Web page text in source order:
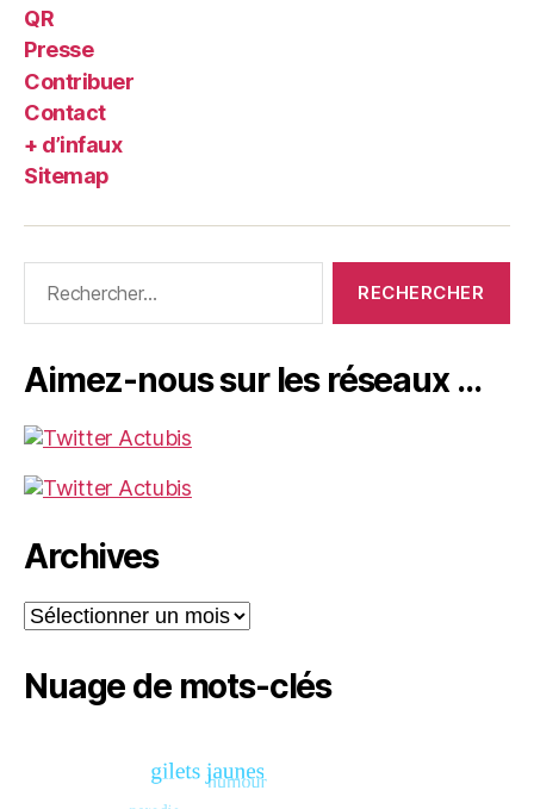
QR
Presse
Contribuer
Contact
+ d’infaux
Sitemap
Aimez-nous sur les réseaux …
Archives
Archives
Nuage de mots-clés